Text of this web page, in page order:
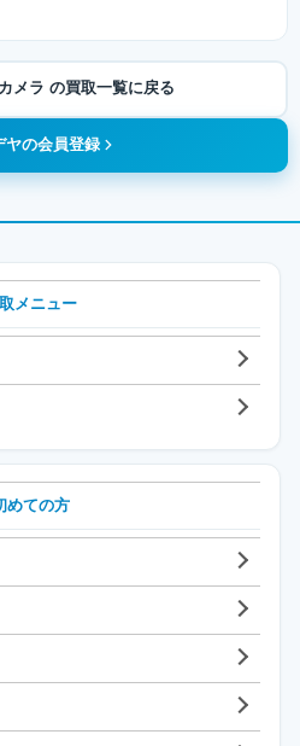
メラ の買取一覧に戻る
ヤの会員登録
メニュー
めての方